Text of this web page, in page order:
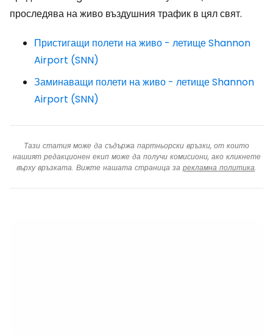
проследява на живо въздушния трафик в цял свят.
Пристигащи полети на живо - летище Shannon
Airport (SNN)
Заминаващи полети на живо - летище Shannon
Airport (SNN)
Тази статия може да съдържа партньорски връзки, от които
нашият редакционен екип може да получи комисиони, ако кликнете
върху връзката. Вижте нашата страница за рекламна политика.